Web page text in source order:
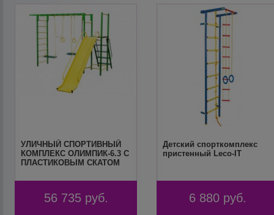
УЛИЧНЫЙ СПОРТИВНЫЙ
КОМПЛЕКС ОЛИМПИК-6.3 C
ПЛАСТИКОВЫМ СКАТОМ
56 735 руб.
Детский спорткомплекс
пристенный Leco-IT
6 880 руб.